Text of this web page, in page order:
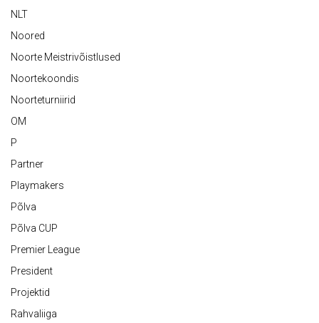
NLT
Noored
Noorte Meistrivõistlused
Noortekoondis
Noorteturniirid
OM
P
Partner
Playmakers
Põlva
Põlva CUP
Premier League
President
Projektid
Rahvaliiga